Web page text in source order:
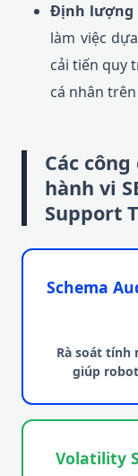
Định lượng
làm việc
cải tiến quy
cá nhân
Các
hành vi
Support
Schema
Rà soát tính
giúp
Volatility